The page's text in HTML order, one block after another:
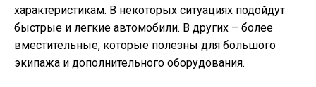
характеристикам. В некоторых ситуациях подойдут
быстрые и легкие автомобили. В других – более
вместительные, которые полезны для большого
экипажа и дополнительного оборудования.